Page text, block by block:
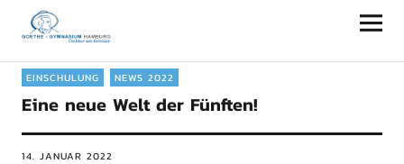
Goethe-Gymnasium Hamburg
EINSCHULUNG NEWS 2022
Eine neue Welt der Fünften!
14. JANUAR 2022